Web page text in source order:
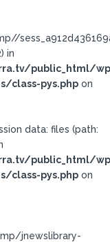
in
public_html/
class-pys.php on
data: files (path:
public_html/
class-pys.php on
jnewslibrary-